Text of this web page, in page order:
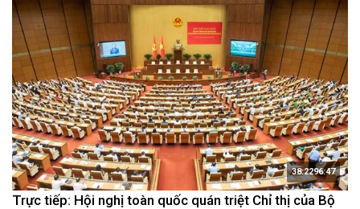
38:2296:47
Trực tiếp: Hội nghị toàn quốc quán triệt Chỉ thị của Bộ